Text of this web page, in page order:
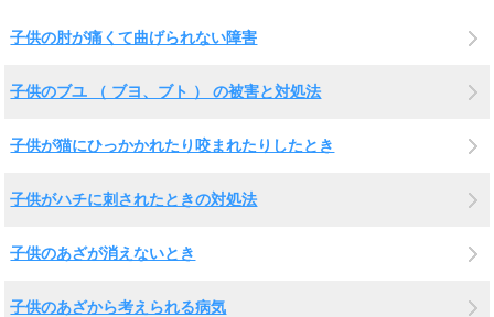
子供の肘が痛くて曲げられない障害
子供のブユ （ ブヨ、ブト ） の被害と対処法
子供が猫にひっかかれたり咬まれたりしたとき
子供がハチに刺されたときの対処法
子供のあざが消えないとき
子供のあざから考えられる病気